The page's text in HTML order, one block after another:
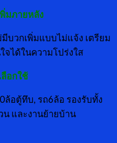
มภายหลัง
มีบวกเพิ่มแบบไม่แจ้ง เตรียม
ได้ในความโปร่งใส
อกใช้
ล้อตู้ทึบ, รถ6ล้อ รองรับทั้ง
น และงานย้ายบ้าน